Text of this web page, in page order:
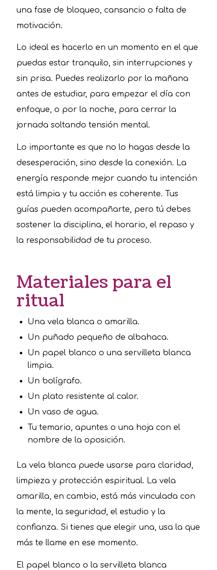
una fase de bloqueo, cansancio o falta de
motivación.
Lo ideal es hacerlo en un momento en el que
puedas estar tranquilo, sin interrupciones y
sin prisa. Puedes realizarlo por la mañana
antes de estudiar, para empezar el día con
enfoque, o por la noche, para cerrar la
jornada soltando tensión mental.
Lo importante es que no lo hagas desde la
desesperación, sino desde la conexión. La
energía responde mejor cuando tu intención
está limpia y tu acción es coherente. Tus
guías pueden acompañarte, pero tú debes
sostener la disciplina, el horario, el repaso y
la responsabilidad de tu proceso.
Materiales para el
ritual
Una vela blanca o amarilla.
Un puñado pequeño de albahaca.
Un papel blanco o una servilleta blanca
limpia.
Un bolígrafo.
Un plato resistente al calor.
Un vaso de agua.
Tu temario, apuntes o una hoja con el
nombre de la oposición.
La vela blanca puede usarse para claridad,
limpieza y protección espiritual. La vela
amarilla, en cambio, está más vinculada con
la mente, la seguridad, el estudio y la
confianza. Si tienes que elegir una, usa la que
más te llame en ese momento.
El papel blanco o la servilleta blanca